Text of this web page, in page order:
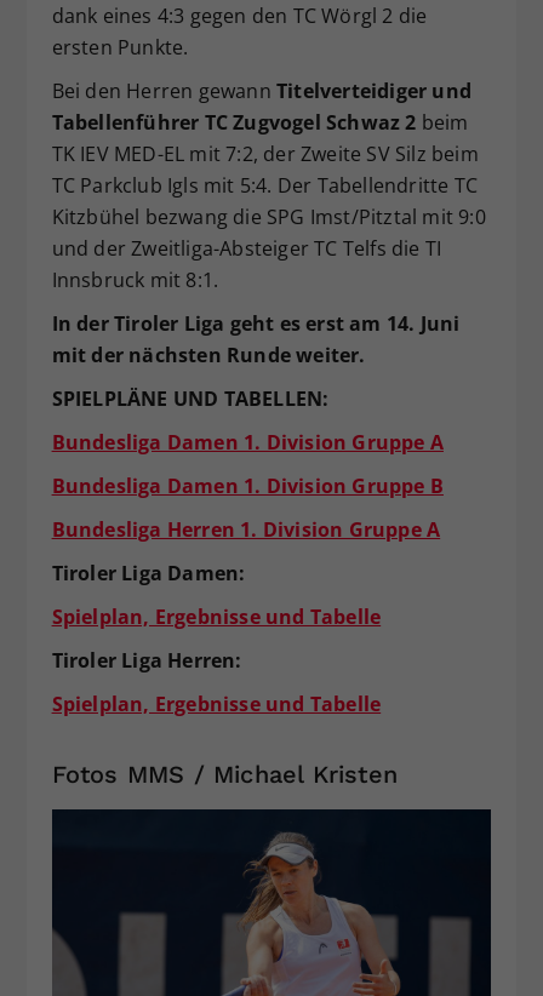
dank eines 4:3 gegen den TC Wörgl 2 die
ersten Punkte.
Bei den Herren gewann Titelverteidiger und
Tabellenführer TC Zugvogel Schwaz 2 beim
TK IEV MED-EL mit 7:2, der Zweite SV Silz beim
TC Parkclub Igls mit 5:4. Der Tabellendritte TC
Kitzbühel bezwang die SPG Imst/Pitztal mit 9:0
und der Zweitliga-Absteiger TC Telfs die TI
Innsbruck mit 8:1.
In der Tiroler Liga geht es erst am 14. Juni
mit der nächsten Runde weiter.
SPIELPLÄNE UND TABELLEN:
Bundesliga Damen 1. Division Gruppe A
Bundesliga Damen 1. Division Gruppe B
Bundesliga Herren 1. Division Gruppe A
Tiroler Liga Damen:
Spielplan, Ergebnisse und Tabelle
Tiroler Liga Herren:
Spielplan, Ergebnisse und Tabelle
Fotos MMS / Michael Kristen